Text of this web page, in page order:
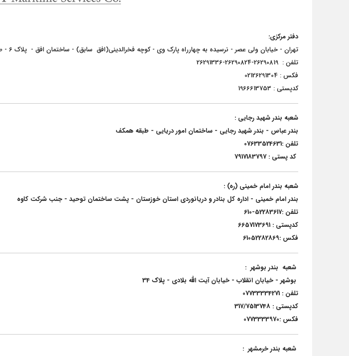
دفتر مرکزی:
تهران - خیابان ولی عصر - نرسیده به چهارراه پارک وی - کوچه فخرالدینی(افق سابق) - ساختمان افق - پلاک 6 - طبقه دوم و سوم
تلفن : 26290819-26290824-26291336
فکس : 02126291304
کدپستی : 1966613753
شعبه بندر شهید رجایی :
بندر عباس - بندر شهید رجایی - ساختمان امور دریایی - طبقه همکف
تلفن :07633524631
کد پستی : 7917183797
شعبه بندر امام خمینی (ره) :
بندر امام خمینی - اداره کل بنادر و دریانوردی استان خوزستان - پشت ساختمان توحید - جنب شرکت کاوه
تلفن :52283617-610
کدپستی : 6657173691
فکس :61052282869
شعبه بندر بوشهر :
بوشهر - خیابان انقلاب - خیابان آیت الله بلادی - پلاک 34
تلفن : 07733334271
کدپستی : 317/7513748
فکس :0773333970
شعبه بندر خرمشهر :